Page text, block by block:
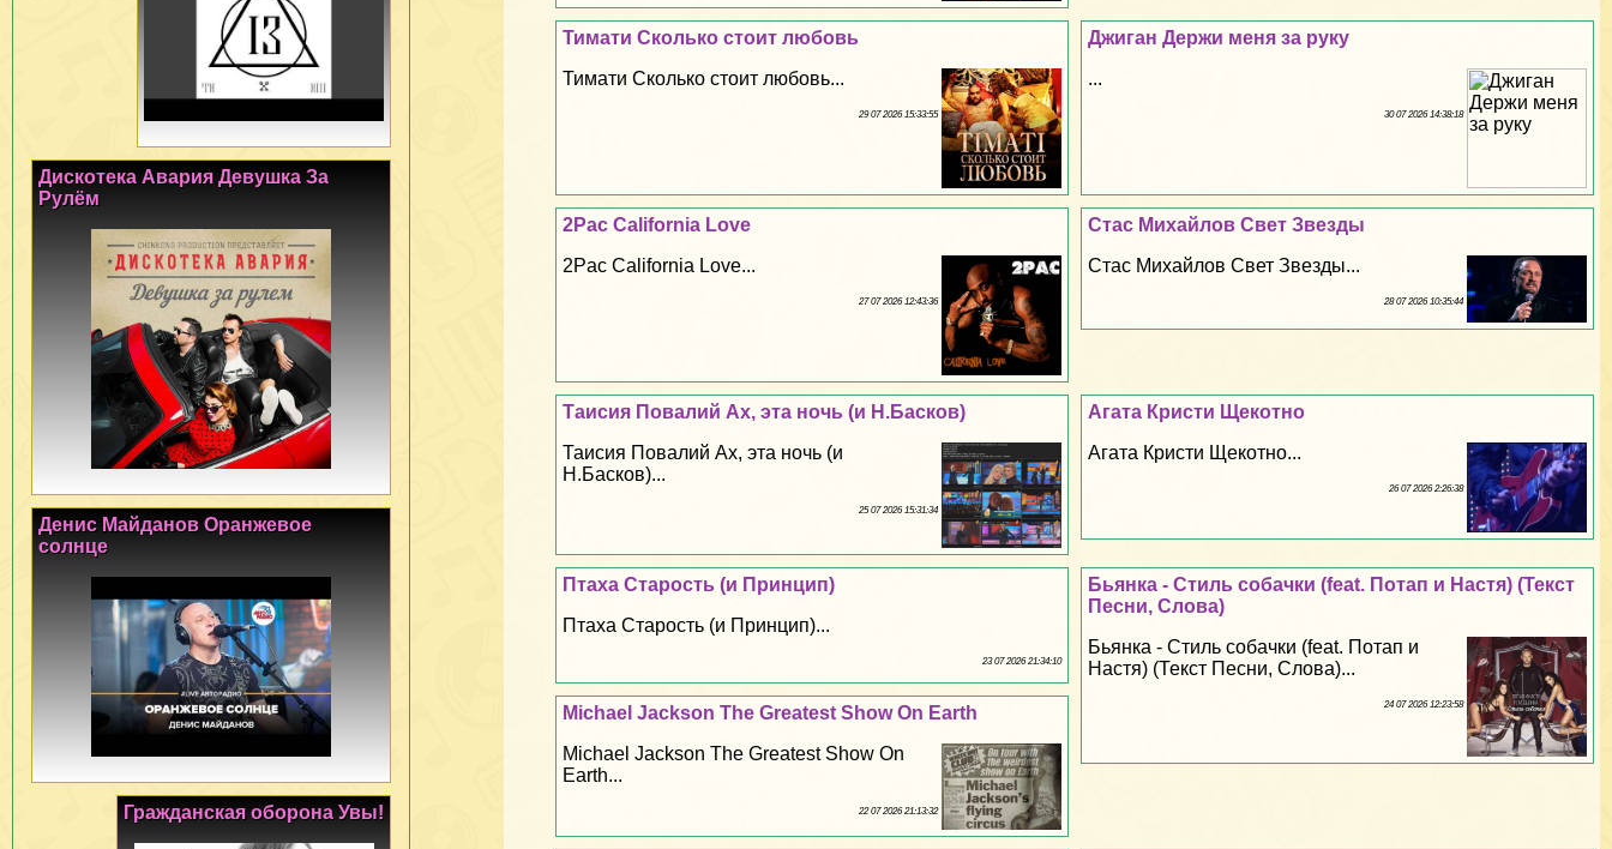
Джиган Держи меня за руку
...
30 07 2026 14:38:18
Тимати Сколько стоит любовь
Тимати Сколько стоит любовь...
29 07 2026 15:33:55
Стас Михайлов Свет Звезды
Стас Михайлов Свет Звезды...
28 07 2026 10:35:44
2Pac California Love
2Pac California Love...
27 07 2026 12:43:36
Агата Кристи Щекотно
Агата Кристи Щекотно...
26 07 2026 2:26:38
Таисия Повалий Ах, эта ночь (и Н.Басков)
Таисия Повалий Ах, эта ночь (и
Н.Басков)...
25 07 2026 15:31:34
Бьянка - Стиль собачки (feat. Потап и Настя) (Текст
Песни, Слова)
Бьянка - Стиль собачки (feat. Потап и
Настя) (Текст Песни, Слова)...
24 07 2026 12:23:58
Птаха Старость (и Принцип)
Птаха Старость (и Принцип)...
23 07 2026 21:34:10
Michael Jackson The Greatest Show On Earth
Michael Jackson The Greatest Show On
Earth...
22 07 2026 21:13:32
Дискотека Авария Девушка За
Рулём
Денис Майданов Оранжевое
солнце
Гражданская оборона Увы!